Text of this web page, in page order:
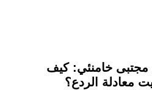
خامنئي: كيف
معادلة الردع؟